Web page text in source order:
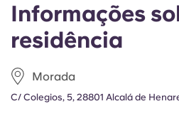
Informações
residência
Morada
C/ Colegios, 5, 28801 Alcalá de